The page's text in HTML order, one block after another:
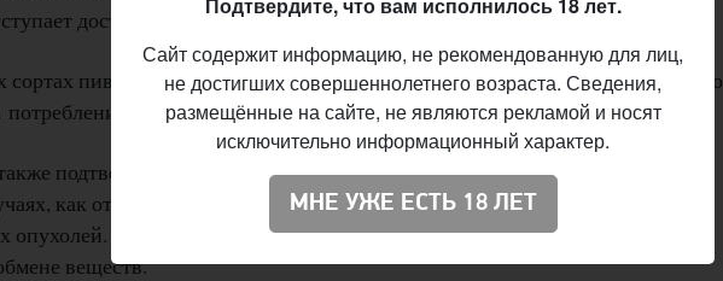
достаточно значительно.
сортах пива калорий больше. Но и молоко бывает разной жирности. Так что
потреблении молока ничуть не меньше, чем на пиве.
подтверждено положительное влияние пива на функционирования
как отмечается, пиво
снижает риск развития диабета
опухолей. Наличие в пиве витаминов группы В благотворно отражается
веществ.
Сайт содержит информацию, не рекомендованную для лиц,
не достигших совершеннолетнего возраста. Сведения,
размещённые на сайте, не являются рекламой и носят
исключительно информационный характер.
МНЕ УЖЕ ЕСТЬ 18 ЛЕТ